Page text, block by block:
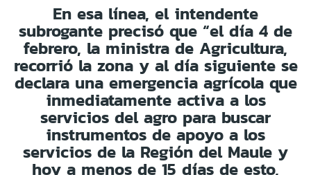
En esa línea, el intendente
subrogante precisó que “el día 4 de
febrero, la ministra de Agricultura,
recorrió la zona y al día siguiente se
declara una emergencia agrícola que
inmediatamente activa a los
servicios del agro para buscar
instrumentos de apoyo a los
servicios de la Región del Maule y
hoy a menos de 15 días de esto,